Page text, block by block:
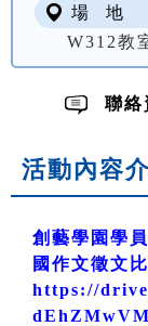
場 地
W312教
聯絡
活動內容
創藝學園學
國作文徵文
https://